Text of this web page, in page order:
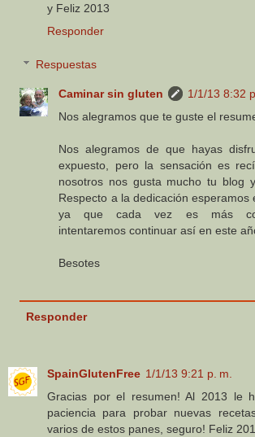
y Feliz 2013
Responder
Respuestas
Caminar sin gluten
1/1/13 8:32
Nos alegramos que te guste el
Nos alegramos de que hayas
expuesto, pero la sensación es
nosotros nos gusta mucho tu blog
Respecto a la dedicación esperamos
ya que cada vez es más
intentaremos continuar así en este
Besotes
Responder
SpainGlutenFree 1/1/13 9:21 p. m.
Gracias por el resumen! Al 2013 le
paciencia para probar nuevas
varios de estos panes, seguro! Feliz